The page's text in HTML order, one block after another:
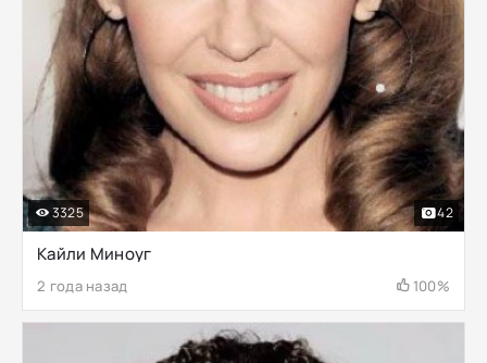
Кайли Миноуг
2 года назад 100%
3325 42